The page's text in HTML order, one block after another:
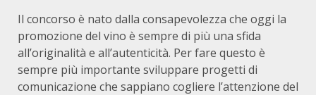
Il concorso è nato dalla consapevolezza che oggi la
promozione del vino è sempre di più una sfida
all’originalità e all’autenticità. Per fare questo è
sempre più importante sviluppare progetti di
comunicazione che sappiano cogliere l’attenzione del